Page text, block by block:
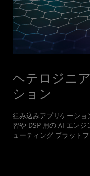
ヘテロジニ
ション
組み込みアプリケーショ
習や DSP 用の AI エン
ューティング プラットフ